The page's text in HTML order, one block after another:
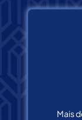
Mais